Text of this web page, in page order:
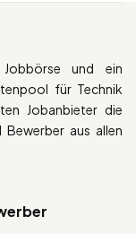
und ein
für Technik
Jobanbieter die
aus allen